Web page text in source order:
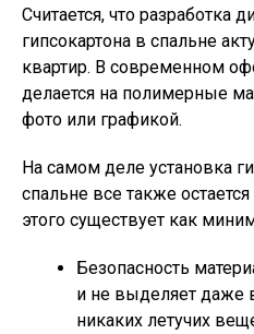
Считается, что разработка
гипсокартона в спальне
квартир. В современном
делается на полимерные
фото или графикой.
На самом деле установка
спальне все также
этого существует как
Безопасность
и не выделяет даже
никаких летучих